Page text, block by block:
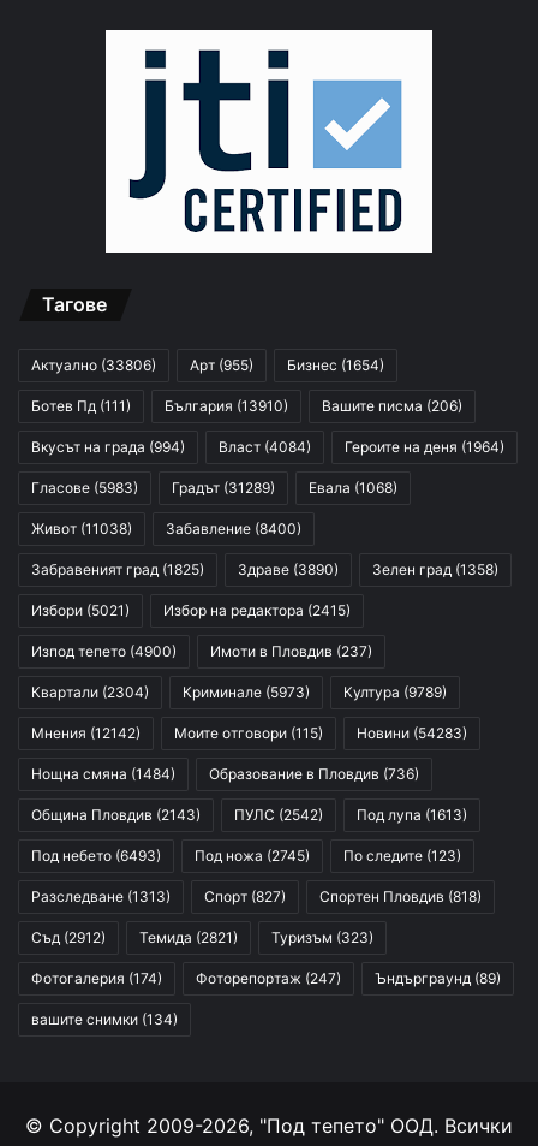
Тагове
Актуално (33806) Арт (955) Бизнес (1654)
Ботев Пд (111) България (13910) Вашите писма (206)
Вкусът на града (994) Власт (4084) Героите на деня (1964)
Гласове (5983) Градът (31289) Евала (1068)
Живот (11038) Забавление (8400)
Забравеният град (1825) Здраве (3890) Зелен град (1358)
Избори (5021) Избор на редактора (2415)
Изпод тепето (4900) Имоти в Пловдив (237)
Квартали (2304) Криминале (5973) Култура (9789)
Мнения (12142) Моите отговори (115) Новини (54283)
Нощна смяна (1484) Образование в Пловдив (736)
Община Пловдив (2143) ПУЛС (2542) Под лупа (1613)
Под небето (6493) Под ножа (2745) По следите (123)
Разследване (1313) Спорт (827) Спортен Пловдив (818)
Съд (2912) Темида (2821) Туризъм (323)
Фотогалерия (174) Фоторепортаж (247) Ъндърграунд (89)
вашите снимки (134)
© Copyright 2009-2026, "Под тепето" ООД. Всички